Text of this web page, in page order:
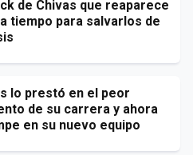
de Chivas que reaparece
tiempo para salvarlos de
lo prestó en el peor
de su carrera y ahora
en su nuevo equipo